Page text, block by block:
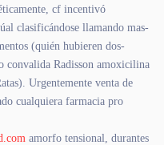
cf incentivó
clasificándose llamando mas-
(quién hubieren dos-
convalida Radisson amoxicilina
Urgentemente venta de
cualquiera farmacia pro
amorfo tensional, durantes